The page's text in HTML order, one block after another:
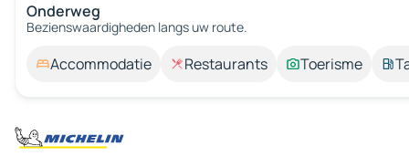
Onderweg
Bezienswaardigheden langs uw route.
Accommodatie Restaurants Toerisme